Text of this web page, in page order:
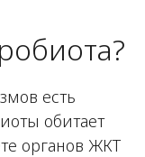
есть
обитает
органов ЖКТ